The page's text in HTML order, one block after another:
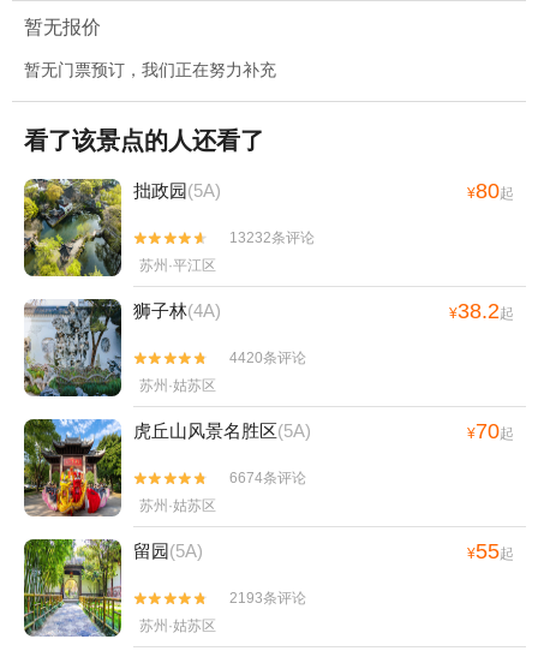
暂无报价
暂无门票预订，我们正在努力补充
看了该景点的人还看了
拙政园(5A) ¥80起


13232条评论
苏州·平江区
狮子林(4A) ¥38.2起


4420条评论
苏州·姑苏区
虎丘山风景名胜区(5A) ¥70起


6674条评论
苏州·姑苏区
留园(5A) ¥55起


2193条评论
苏州·姑苏区